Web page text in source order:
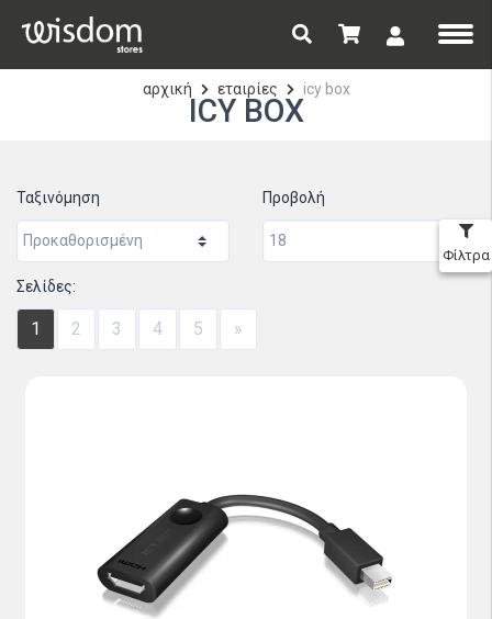
αρχική εταιρίες icy box
ICY BOX
Ταξινόμηση Προβολή
Σελίδες:
1 2 3 4 5 »
Φίλτρα